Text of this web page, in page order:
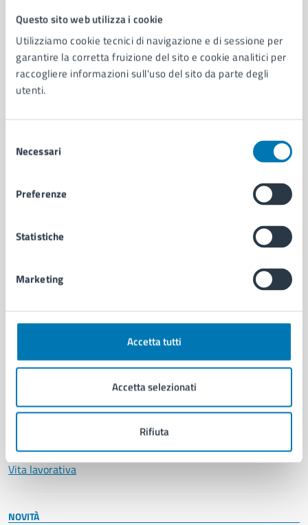
Questo sito web utilizza i cookie
Utilizziamo cookie tecnici di navigazione e di sessione per
garantire la corretta fruizione del sito e cookie analitici per
raccogliere informazioni sull'uso del sito da parte degli
utenti.
delNecessari
Preferenze
Statistiche
Marketing
Accetta tutti
Accetta selezionati
Rifiuta
Comune di Napoli
AMMINISTRAZIONE
Uffici
Politici
Intranet, posta aziendale e protocollo
CATEGORIE DI SERVIZIO
Anagrafe e stato civile
Documenti e certificati
Educazione e formazione
Giustizia e sicurezza pubblica
Imprese e commercio
Salute, benessere e assistenza
Servizi Cimiteriali
Vita lavorativa
NOVITÀ